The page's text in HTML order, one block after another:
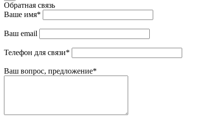
Обратная связь
Ваше имя*
Ваш email
Телефон для связи*
Ваш вопрос, предложение*